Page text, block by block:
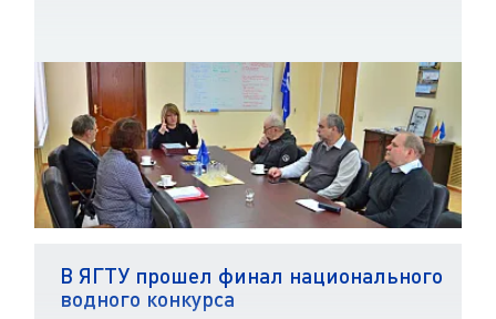
В ЯГТУ прошел финал национального
водного конкурса